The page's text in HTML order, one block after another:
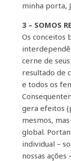
minha porta,
3 – SOMOS
Os conceitos
cerne de
resultado de
e todos os
gera efeitos
mesmos,
global.
individual –
nossas